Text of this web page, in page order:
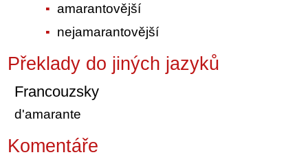
amarantovější
nejamarantovější
Překlady do jiných jazyků
Francouzsky
d'amarante
Komentáře